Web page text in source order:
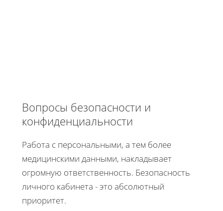
Вопросы безопасности и
конфиденциальности
Работа с персональными, а тем более
медицинскими данными, накладывает
огромную ответственность. Безопасность
личного кабинета - это абсолютный
приоритет.